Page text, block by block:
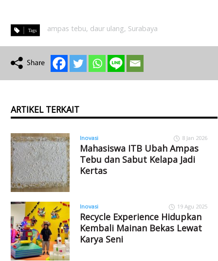
ampas tebu, daur ulang, Surabaya
ARTIKEL TERKAIT
Inovasi 8 Jan 2026
Mahasiswa ITB Ubah Ampas
Tebu dan Sabut Kelapa Jadi
Kertas
Inovasi 19 Agu 2025
Recycle Experience Hidupkan
Kembali Mainan Bekas Lewat
Karya Seni